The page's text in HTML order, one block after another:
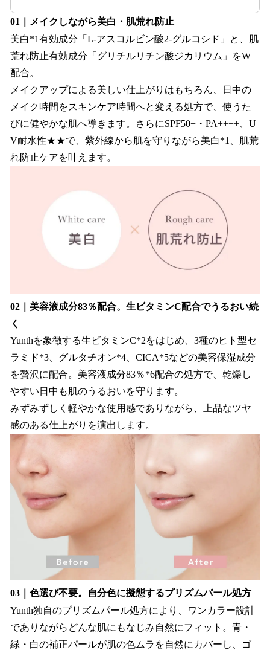
01｜メイクしながら美白・肌荒れ防止
美白*1有効成分「L-アスコルビン酸2-グルコシド」と、肌
荒れ防止有効成分「グリチルリチン酸ジカリウム」をW
配合。
メイクアップによる美しい仕上がりはもちろん、日中の
メイク時間をスキンケア時間へと変える処方で、使うた
びに健やかな肌へ導きます。さらにSPF50+・PA++++、U
V耐水性★★で、紫外線から肌を守りながら美白*1、肌荒
れ防止ケアを叶えます。
02｜美容液成分83％配合。生ビタミンC配合でうるおい続
く
Yunthを象徴する生ビタミンC*2をはじめ、3種のヒト型セ
ラミド*3、グルタチオン*4、CICA*5などの美容保湿成分
を贅沢に配合。美容液成分83％*6配合の処方で、乾燥し
やすい日中も肌のうるおいを守ります。
みずみずしく軽やかな使用感でありながら、上品なツヤ
感のある仕上がりを演出します。
03｜色選び不要。自分色に擬態するプリズムパール処方
Yunth独自のプリズムパール処方により、ワンカラー設計
でありながらどんな肌にもなじみ自然にフィット。青・
緑・白の補正パールが肌の色ムラを自然にカバーし、ゴ